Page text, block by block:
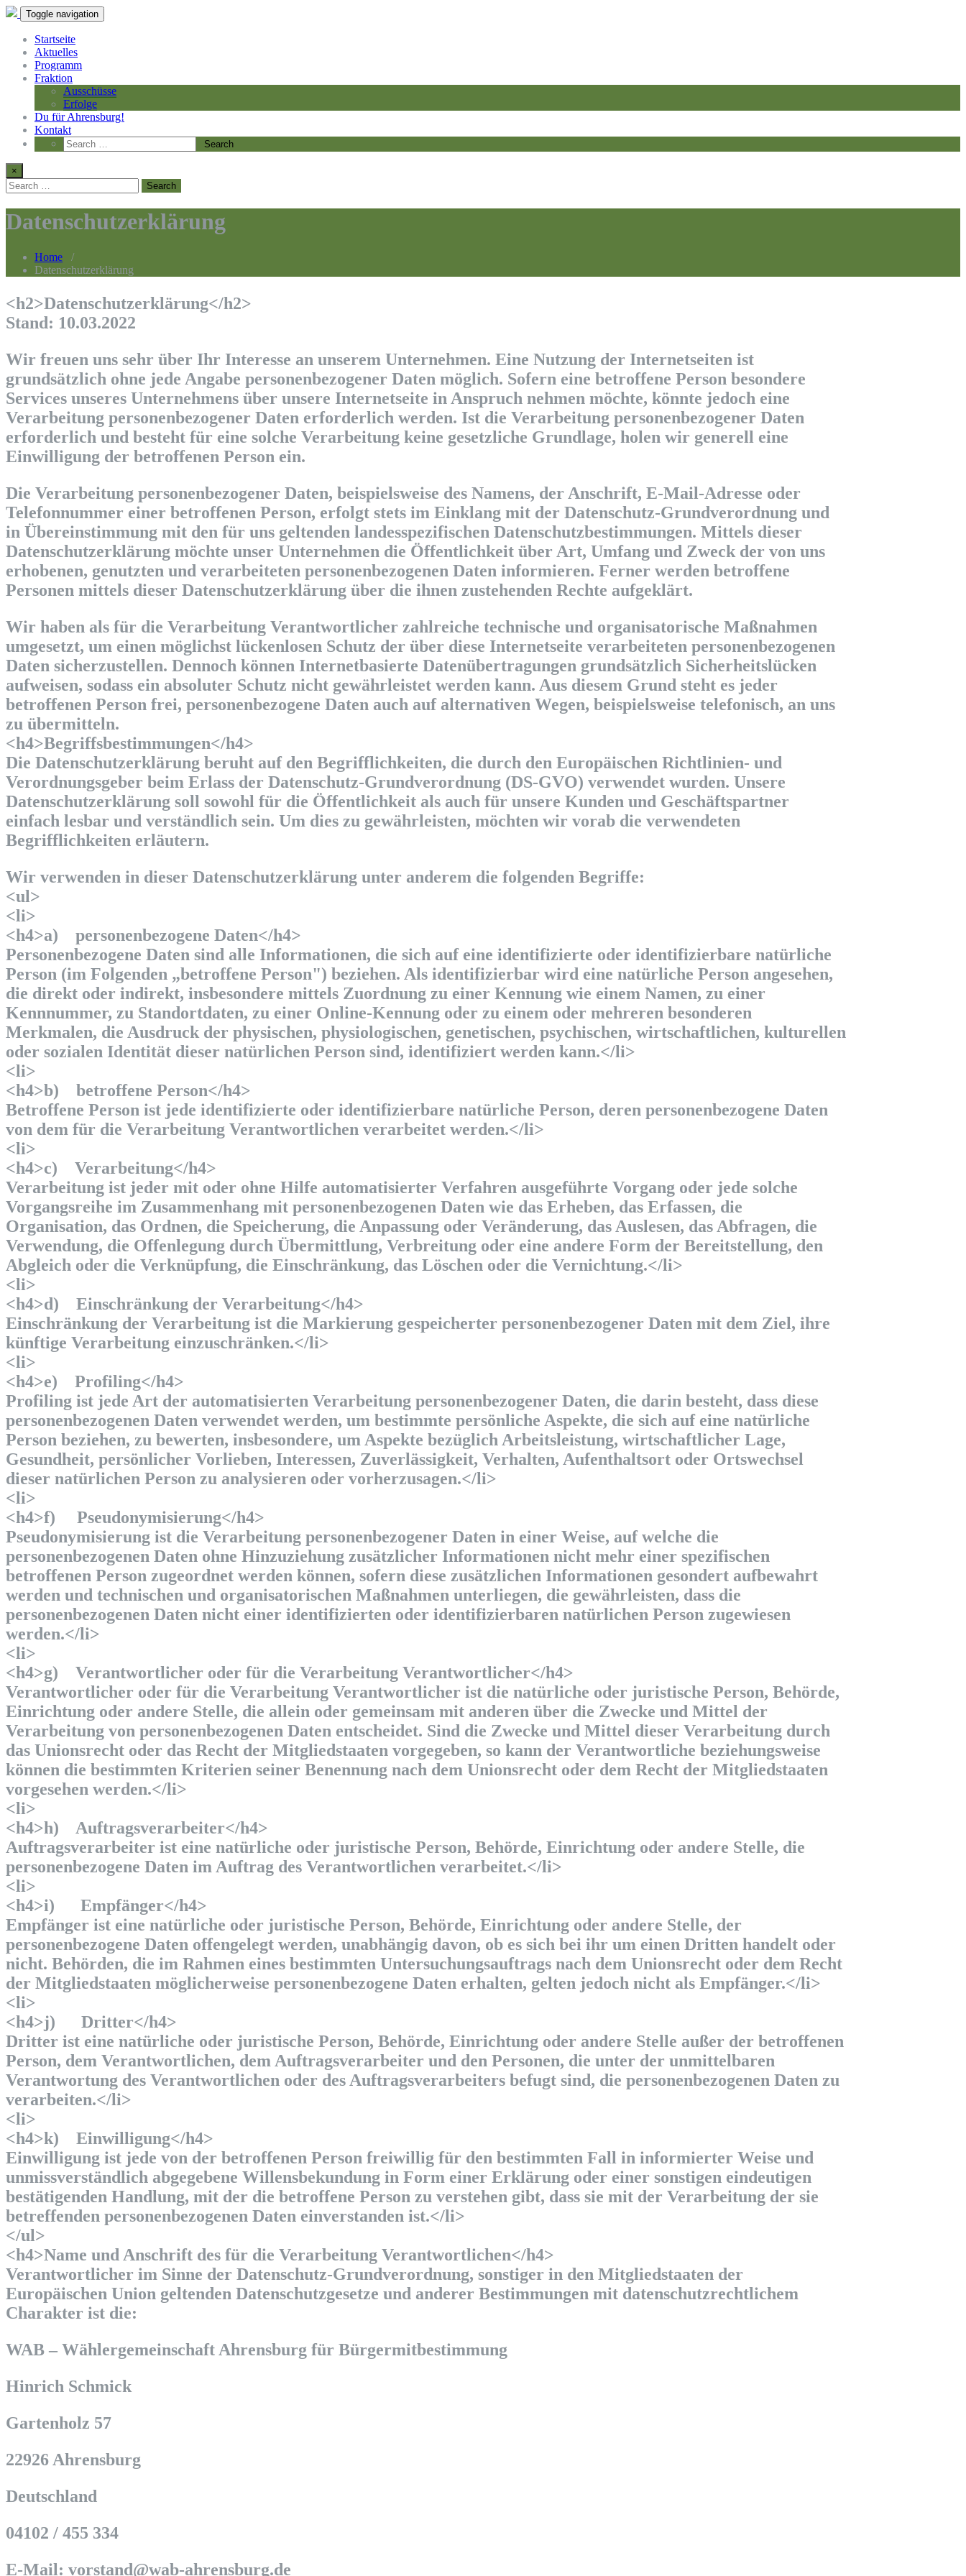
Toggle navigation
Startseite
Aktuelles
Programm
Fraktion
Ausschüsse
Erfolge
Du für Ahrensburg!
Kontakt
×
Datenschutzerklärung
Home /
Datenschutzerklärung
<h2>Datenschutzerklärung</h2>
Stand: 10.03.2022
Wir freuen uns sehr über Ihr Interesse an unserem Unternehmen. Eine Nutzung der Internetseiten ist
grundsätzlich ohne jede Angabe personenbezogener Daten möglich. Sofern eine betroffene Person besondere
Services unseres Unternehmens über unsere Internetseite in Anspruch nehmen möchte, könnte jedoch eine
Verarbeitung personenbezogener Daten erforderlich werden. Ist die Verarbeitung personenbezogener Daten
erforderlich und besteht für eine solche Verarbeitung keine gesetzliche Grundlage, holen wir generell eine
Einwilligung der betroffenen Person ein.
Die Verarbeitung personenbezogener Daten, beispielsweise des Namens, der Anschrift, E-Mail-Adresse oder
Telefonnummer einer betroffenen Person, erfolgt stets im Einklang mit der Datenschutz-Grundverordnung und
in Übereinstimmung mit den für uns geltenden landesspezifischen Datenschutzbestimmungen. Mittels dieser
Datenschutzerklärung möchte unser Unternehmen die Öffentlichkeit über Art, Umfang und Zweck der von uns
erhobenen, genutzten und verarbeiteten personenbezogenen Daten informieren. Ferner werden betroffene
Personen mittels dieser Datenschutzerklärung über die ihnen zustehenden Rechte aufgeklärt.
Wir haben als für die Verarbeitung Verantwortlicher zahlreiche technische und organisatorische Maßnahmen
umgesetzt, um einen möglichst lückenlosen Schutz der über diese Internetseite verarbeiteten personenbezogenen
Daten sicherzustellen. Dennoch können Internetbasierte Datenübertragungen grundsätzlich Sicherheitslücken
aufweisen, sodass ein absoluter Schutz nicht gewährleistet werden kann. Aus diesem Grund steht es jeder
betroffenen Person frei, personenbezogene Daten auch auf alternativen Wegen, beispielsweise telefonisch, an uns
zu übermitteln.
<h4>Begriffsbestimmungen</h4>
Die Datenschutzerklärung beruht auf den Begrifflichkeiten, die durch den Europäischen Richtlinien- und
Verordnungsgeber beim Erlass der Datenschutz-Grundverordnung (DS-GVO) verwendet wurden. Unsere
Datenschutzerklärung soll sowohl für die Öffentlichkeit als auch für unsere Kunden und Geschäftspartner
einfach lesbar und verständlich sein. Um dies zu gewährleisten, möchten wir vorab die verwendeten
Begrifflichkeiten erläutern.
Wir verwenden in dieser Datenschutzerklärung unter anderem die folgenden Begriffe:
<ul>
<li>
<h4>a) personenbezogene Daten</h4>
Personenbezogene Daten sind alle Informationen, die sich auf eine identifizierte oder identifizierbare natürliche
Person (im Folgenden „betroffene Person") beziehen. Als identifizierbar wird eine natürliche Person angesehen,
die direkt oder indirekt, insbesondere mittels Zuordnung zu einer Kennung wie einem Namen, zu einer
Kennnummer, zu Standortdaten, zu einer Online-Kennung oder zu einem oder mehreren besonderen
Merkmalen, die Ausdruck der physischen, physiologischen, genetischen, psychischen, wirtschaftlichen, kulturellen
oder sozialen Identität dieser natürlichen Person sind, identifiziert werden kann.</li>
<li>
<h4>b) betroffene Person</h4>
Betroffene Person ist jede identifizierte oder identifizierbare natürliche Person, deren personenbezogene Daten
von dem für die Verarbeitung Verantwortlichen verarbeitet werden.</li>
<li>
<h4>c) Verarbeitung</h4>
Verarbeitung ist jeder mit oder ohne Hilfe automatisierter Verfahren ausgeführte Vorgang oder jede solche
Vorgangsreihe im Zusammenhang mit personenbezogenen Daten wie das Erheben, das Erfassen, die
Organisation, das Ordnen, die Speicherung, die Anpassung oder Veränderung, das Auslesen, das Abfragen, die
Verwendung, die Offenlegung durch Übermittlung, Verbreitung oder eine andere Form der Bereitstellung, den
Abgleich oder die Verknüpfung, die Einschränkung, das Löschen oder die Vernichtung.</li>
<li>
<h4>d) Einschränkung der Verarbeitung</h4>
Einschränkung der Verarbeitung ist die Markierung gespeicherter personenbezogener Daten mit dem Ziel, ihre
künftige Verarbeitung einzuschränken.</li>
<li>
<h4>e) Profiling</h4>
Profiling ist jede Art der automatisierten Verarbeitung personenbezogener Daten, die darin besteht, dass diese
personenbezogenen Daten verwendet werden, um bestimmte persönliche Aspekte, die sich auf eine natürliche
Person beziehen, zu bewerten, insbesondere, um Aspekte bezüglich Arbeitsleistung, wirtschaftlicher Lage,
Gesundheit, persönlicher Vorlieben, Interessen, Zuverlässigkeit, Verhalten, Aufenthaltsort oder Ortswechsel
dieser natürlichen Person zu analysieren oder vorherzusagen.</li>
<li>
<h4>f) Pseudonymisierung</h4>
Pseudonymisierung ist die Verarbeitung personenbezogener Daten in einer Weise, auf welche die
personenbezogenen Daten ohne Hinzuziehung zusätzlicher Informationen nicht mehr einer spezifischen
betroffenen Person zugeordnet werden können, sofern diese zusätzlichen Informationen gesondert aufbewahrt
werden und technischen und organisatorischen Maßnahmen unterliegen, die gewährleisten, dass die
personenbezogenen Daten nicht einer identifizierten oder identifizierbaren natürlichen Person zugewiesen
werden.</li>
<li>
<h4>g) Verantwortlicher oder für die Verarbeitung Verantwortlicher</h4>
Verantwortlicher oder für die Verarbeitung Verantwortlicher ist die natürliche oder juristische Person, Behörde,
Einrichtung oder andere Stelle, die allein oder gemeinsam mit anderen über die Zwecke und Mittel der
Verarbeitung von personenbezogenen Daten entscheidet. Sind die Zwecke und Mittel dieser Verarbeitung durch
das Unionsrecht oder das Recht der Mitgliedstaaten vorgegeben, so kann der Verantwortliche beziehungsweise
können die bestimmten Kriterien seiner Benennung nach dem Unionsrecht oder dem Recht der Mitgliedstaaten
vorgesehen werden.</li>
<li>
<h4>h) Auftragsverarbeiter</h4>
Auftragsverarbeiter ist eine natürliche oder juristische Person, Behörde, Einrichtung oder andere Stelle, die
personenbezogene Daten im Auftrag des Verantwortlichen verarbeitet.</li>
<li>
<h4>i) Empfänger</h4>
Empfänger ist eine natürliche oder juristische Person, Behörde, Einrichtung oder andere Stelle, der
personenbezogene Daten offengelegt werden, unabhängig davon, ob es sich bei ihr um einen Dritten handelt oder
nicht. Behörden, die im Rahmen eines bestimmten Untersuchungsauftrags nach dem Unionsrecht oder dem Recht
der Mitgliedstaaten möglicherweise personenbezogene Daten erhalten, gelten jedoch nicht als Empfänger.</li>
<li>
<h4>j) Dritter</h4>
Dritter ist eine natürliche oder juristische Person, Behörde, Einrichtung oder andere Stelle außer der betroffenen
Person, dem Verantwortlichen, dem Auftragsverarbeiter und den Personen, die unter der unmittelbaren
Verantwortung des Verantwortlichen oder des Auftragsverarbeiters befugt sind, die personenbezogenen Daten zu
verarbeiten.</li>
<li>
<h4>k) Einwilligung</h4>
Einwilligung ist jede von der betroffenen Person freiwillig für den bestimmten Fall in informierter Weise und
unmissverständlich abgegebene Willensbekundung in Form einer Erklärung oder einer sonstigen eindeutigen
bestätigenden Handlung, mit der die betroffene Person zu verstehen gibt, dass sie mit der Verarbeitung der sie
betreffenden personenbezogenen Daten einverstanden ist.</li>
</ul>
<h4>Name und Anschrift des für die Verarbeitung Verantwortlichen</h4>
Verantwortlicher im Sinne der Datenschutz-Grundverordnung, sonstiger in den Mitgliedstaaten der
Europäischen Union geltenden Datenschutzgesetze und anderer Bestimmungen mit datenschutzrechtlichem
Charakter ist die:
WAB – Wählergemeinschaft Ahrensburg für Bürgermitbestimmung
Hinrich Schmick
Gartenholz 57
22926 Ahrensburg
Deutschland
04102 / 455 334
E-Mail: vorstand@wab-ahrensburg.de